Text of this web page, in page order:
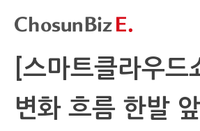
[스마트클라우드
변화 흐름 한발 앞